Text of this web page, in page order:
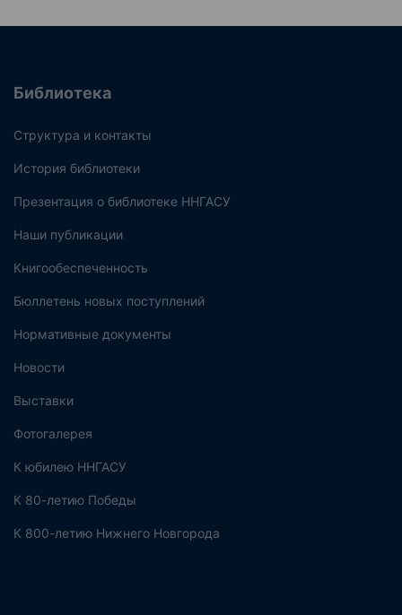
Библиотека
Структура и контакты
История библиотеки
Презентация о библиотеке ННГАСУ
Наши публикации
Книгообеспеченность
Бюллетень новых поступлений
Нормативные документы
Новости
Выставки
Фотогалерея
К юбилею ННГАСУ
К 80-летию Победы
К 800-летию Нижнего Новгорода